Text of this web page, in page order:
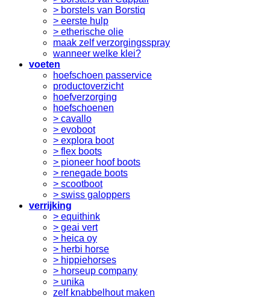
> borstels van Borstiq
> eerste hulp
> etherische olie
maak zelf verzorgingsspray
wanneer welke klei?
voeten
hoefschoen passervice
productoverzicht
hoefverzorging
hoefschoenen
> cavallo
> evoboot
> explora boot
> flex boots
> pioneer hoof boots
> renegade boots
> scootboot
> swiss galoppers
verrijking
> equithink
> geai vert
> heica oy
> herbi horse
> hippiehorses
> horseup company
> unika
zelf knabbelhout maken